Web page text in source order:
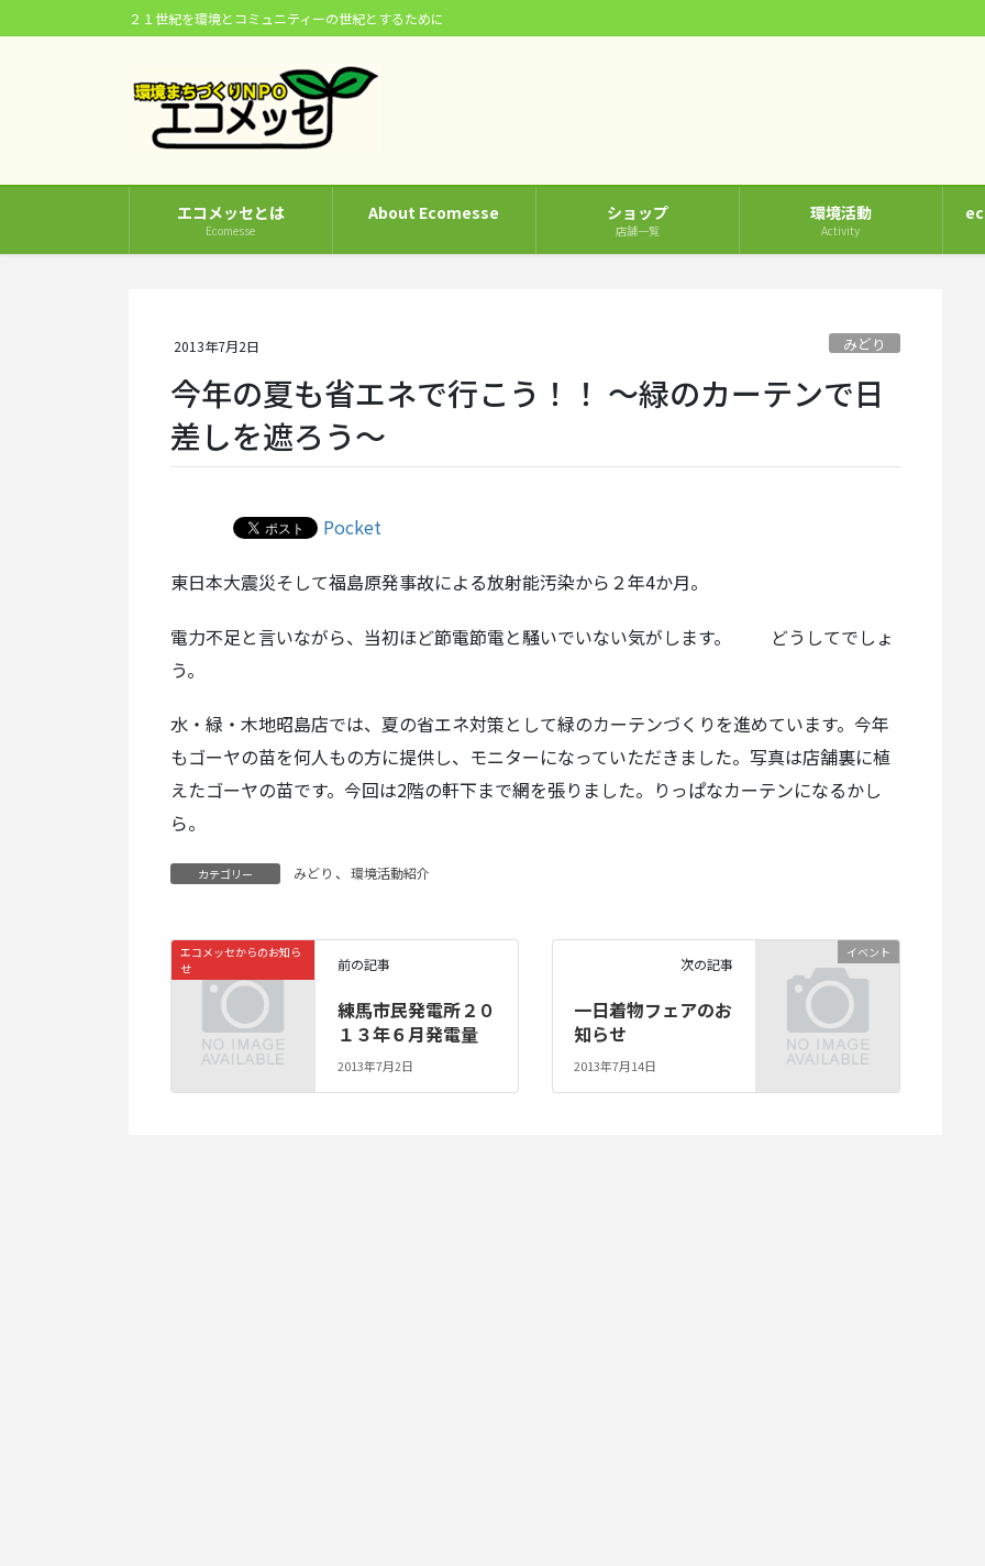
ン
ビ
動
２１世紀を環境とコミュニティーの世紀とするために
エコメッセとは
Ecomesse
About Ecomesse ショップ
店舗一覧
環境活動
Activity
2013年7月2日 みどり
今年の夏も省エネで行こう！！ ～緑のカーテンで日
差しを遮ろう～
Pocket
東日本大震災そして福島原発事故による放射能汚染から２年4か月。
電力不足と言いながら、当初ほど節電節電と騒いでいない気がします。 どうしてでしょ
う。
水・緑・木地昭島店では、夏の省エネ対策として緑のカーテンづくりを進めています。今年
もゴーヤの苗を何人もの方に提供し、モニターになっていただきました。写真は店舗裏に植
えたゴーヤの苗です。今回は2階の軒下まで網を張りました。りっぱなカーテンになるかし
ら。
カテゴリー みどり 、 環境活動紹介
エコメッセからのお知ら
せ
前の記事
練馬市民発電所２０
１３年６月発電量
2013年7月2日
イベント
次の記事
一日着物フェアのお
知らせ
2013年7月14日